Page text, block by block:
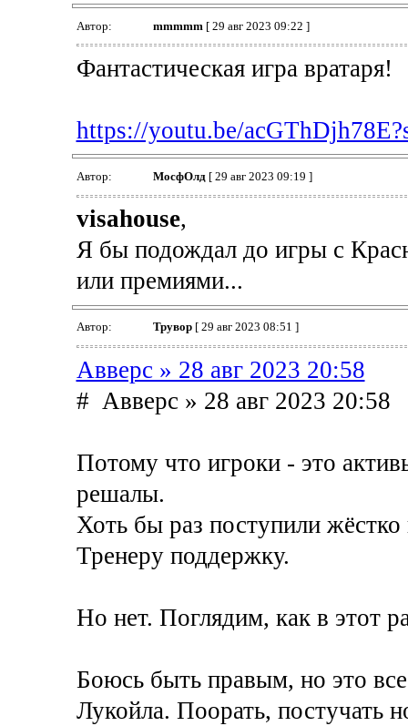
Автор: mmmmm [ 29 авг 2023 09:22 ]
Фантастическая игра вратаря!
https://youtu.be/
Автор: МосфОлд[ 29 авг 2023 09:19 ]
visahouse,
Я бы подождал до игры с
или премиями...
Автор: Трувор[ 29 авг 2023 08:51 ]
Авверс » 28 авг 2023 20:58
# Авверс » 28 авг 2023 20:58
Потому что игроки - это
решалы.
Хоть бы раз поступили
Тренеру поддержку.
Но нет. Поглядим, как в этот
Боюсь быть правым, но это
Лукойла. Поорать, постучать